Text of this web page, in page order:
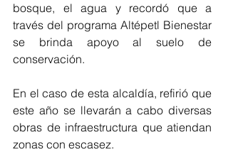
bosque, el agua y recordó que a
través del programa Altépetl Bienestar
se brinda apoyo al suelo de
conservación.
En el caso de esta alcaldía, refirió que
este año se llevarán a cabo diversas
obras de infraestructura que atiendan
zonas con escasez.